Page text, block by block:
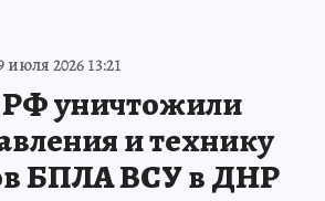
июля 2026 13:21
уничтожили
и технику
БПЛА ВСУ в ДНР